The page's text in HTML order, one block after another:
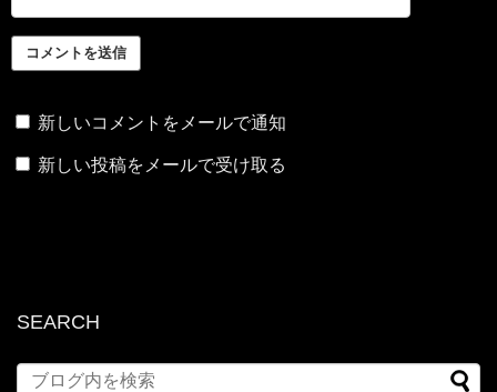
新しいコメントをメールで通知
新しい投稿をメールで受け取る
SEARCH